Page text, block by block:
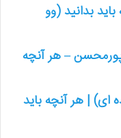
هر آنچه باید بدانید (وو
اثر مجتبا پورمحسن – هر آنچه
ای) | هر آنچه باید